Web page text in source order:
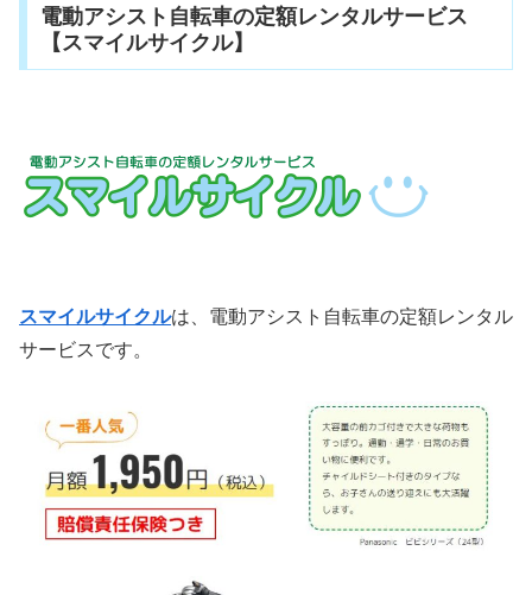
電動アシスト自転車の定額レンタルサービス
【スマイルサイクル】
スマイルサイクルは、電動アシスト自転車の定額レンタル
サービスです。